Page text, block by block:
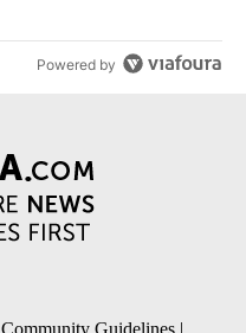
Powered by
Community Guidelines |